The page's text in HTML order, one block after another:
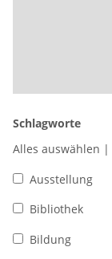
Schlagworte
Alles auswählen |
Ausstellung
Bibliothek
Bildung